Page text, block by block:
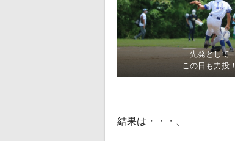
先発として
この日も力投！
結果は・・・、